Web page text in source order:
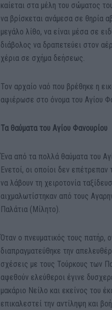
καίεται στα μέλη του σώματος
να βρίσκεται ανάμεσα σε θηρία
μεγάλο λίθο, να είναι μέσα σε
διάβολος να δραπετεύει στον
χέρια σε σχήμα δεήσεως.
Τον αρχαίο ναό που βρέθηκε η
αφιέρωσε στο όνομα του Αγίου
Τα θαύματα του Αγίου Φανουρίου
Ένα από τα πολλά θαύματα του
Ενετοί, οι οποίοι δεν
να λάβουν τη χειροτονία
αιχμαλωτίστηκαν από τους
Παλάτια (Μίλητο).
Όταν ο πνευματικός τους πατήρ,
διαπραγματεύθηκε την
σχέσεις με τους Τούρκους των
αφεθούν ελεύθεροι έγινε
μακάριο Νείλο και εκείνος του
επικαλεστεί την αντίληψη και